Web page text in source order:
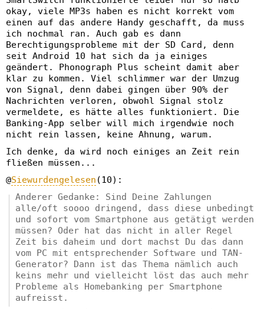
okay, viele MP3s haben es nicht korrekt vom
einen auf das andere Handy geschafft, da muss
ich nochmal ran. Auch gab es dann
Berechtigungsprobleme mit der SD Card, denn
seit Android 10 hat sich da ja einiges
geändert. Phonograph Plus scheint damit aber
klar zu kommen. Viel schlimmer war der Umzug
von Signal, denn dabei gingen über 90% der
Nachrichten verloren, obwohl Signal stolz
vermeldete, es hätte alles funktioniert. Die
Banking-App selber will mich irgendwie noch
nicht rein lassen, keine Ahnung, warum.
Ich denke, da wird noch einiges an Zeit rein
fließen müssen...
@Siewurdengelesen (10):
Anderer Gedanke: Sind Deine Zahlungen
alle/oft soooo dringend, dass diese unbedingt
und sofort vom Smartphone aus getätigt werden
müssen? Oder hat das nicht in aller Regel
Zeit bis daheim und dort machst Du das dann
vom PC mit entsprechender Software und TAN-
Generator? Dann ist das Thema nämlich auch
keins mehr und vielleicht löst das auch mehr
Probleme als Homebanking per Smartphone
aufreisst.